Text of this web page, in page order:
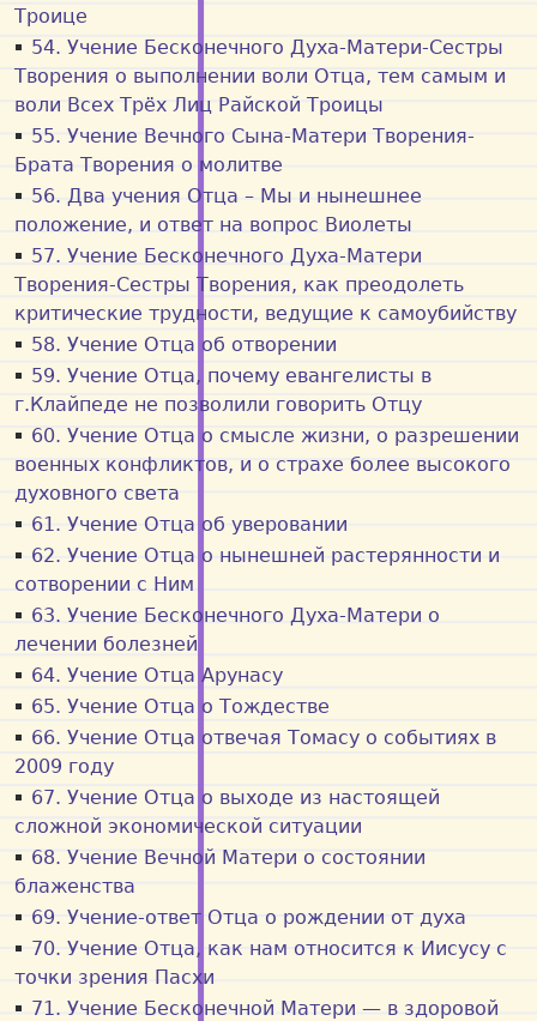
Троице
54. Учение Бесконечного Духа-Матери-Сестры
Творения о выполнении воли Отца, тем самым и
воли Всех Трёх Лиц Райской Троицы
55. Учение Вечного Сына-Матери Творения-
Брата Творения о молитве
56. Два учения Отца – Мы и нынешнее
положение, и ответ на вопрос Виолеты
57. Учение Бесконечного Духа-Матери
Творения-Сестры Творения, как преодолеть
критические трудности, ведущие к самоубийству
58. Учение Отца об отворении
59. Учение Отца, почему евангелисты в
г.Клайпеде не позволили говорить Отцу
60. Учение Отца о смысле жизни, o разрешении
военных конфликтов, и o страхе более высокого
духовного света
61. Учение Отца об уверовании
62. Учение Отца о нынешней растерянности и
сотворении с Ним
63. Учение Бесконечного Духа-Матeри о
лечении болезней
64. Учение Отца Арунасу
65. Учение Отца о Тождестве
66. Учение Отца отвечая Томасу о событиях в
2009 году
67. Учение Отца о выходе из настоящей
сложной экономической ситуации
68. Учение Вечной Матери о состоянии
блаженства
69. Учение-ответ Отца о рождении от духа
70. Учение Отца, как нам относится к Иисусу с
точки зрения Пасхи
71. Учение Бесконечной Матери — в здоровой